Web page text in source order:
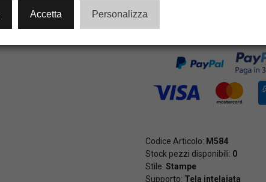
Codice Articolo: M584
Stock pezzi disponibili: 0
Stile: Stampe
Supporto: Tela intelaiata
Accetta Personalizza